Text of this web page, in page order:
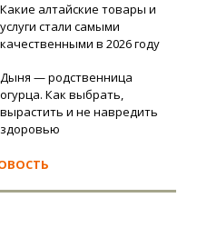
Какие алтайские товары и
услуги стали самыми
качественными в 2026 году
Дыня — родственница
огурца. Как выбрать,
вырастить и не навредить
здоровью